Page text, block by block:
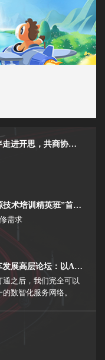
电装中国及特约维修站伙伴走进开思，共商协同发展之路
开思×艺车邦“特斯拉新能源技术培训精英班”首期培训圆满落幕，5月二期火热预定中
需求
开思出席2026智能电动汽车发展高层论坛：以AI数智化重塑EV服务新生态
之后，我们完全可以
数智化服务网络。